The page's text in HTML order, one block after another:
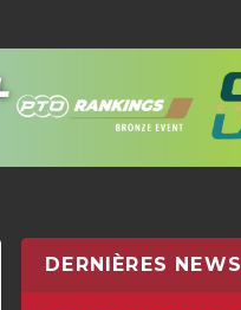
DERNIÈRES NEWS